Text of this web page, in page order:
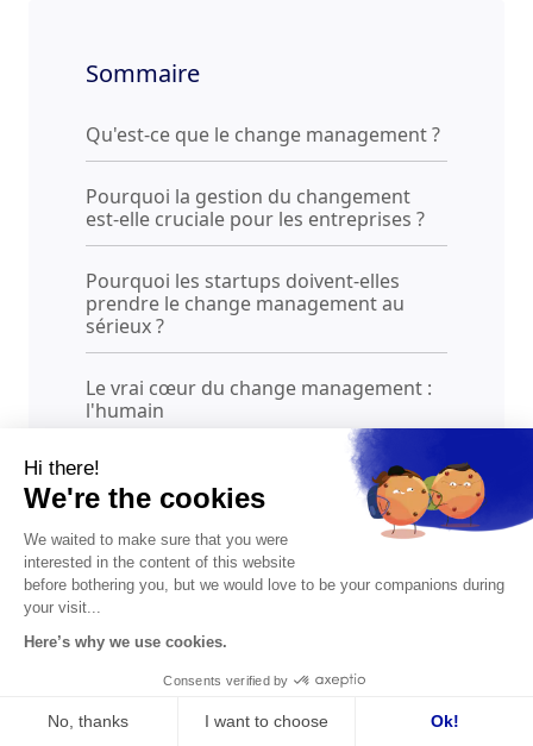
Sommaire
Qu'est-ce que le change management ?
Pourquoi la gestion du changement
est-elle cruciale pour les entreprises ?
Pourquoi les startups doivent-elles
prendre le change management au
sérieux ?
Le vrai cœur du change management :
l'humain
Quelles sont les étapes clé d’un
processus de gestion du changement ?
Phase préparatoire : diagnostic de la
situation
1. Construire un plan de gestion du
2. Déployer les changements
compétences des équipes
Hi there!
We're the cookies
We waited to make sure that you were
interested in the content of this website
before bothering you, but we would love to be your companions during
your visit...
Here’s why we use cookies.
Consents verified by
No, thanks I want to choose Ok!